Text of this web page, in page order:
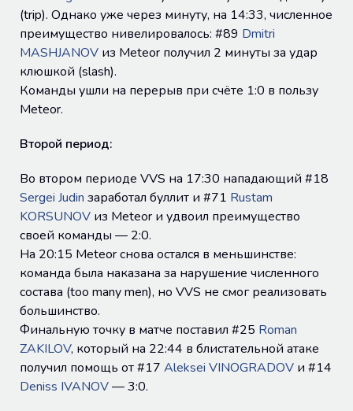
(trip). Однако уже через минуту, на 14:33, численное
преимущество нивелировалось: #89 Dmitri
MASHJANOV из Meteor получил 2 минуты за удар
клюшкой (slash).
Команды ушли на перерыв при счёте 1:0 в пользу
Meteor.
Второй период:
Во втором периоде VVS на 17:30 нападающий #18
Sergei Judin заработал буллит и #71 Rustam
KORSUNOV из Meteor и удвоил преимущество
своей команды — 2:0.
На 20:15 Meteor снова остался в меньшинстве:
команда была наказана за нарушение численного
состава (too many men), но VVS не смог реализовать
большинство.
Финальную точку в матче поставил #25 Roman
ZAKILOV, который на 22:44 в блистательной атаке
получил помощь от #17 Aleksei VINOGRADOV и #14
Deniss IVANOV— 3:0.